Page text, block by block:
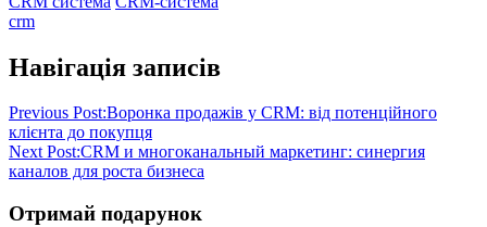
crm
Навігація записів
Previous Post:Воронка продажів у CRM: від потенційного
клієнта до покупця
Next Post:CRM и многоканальный маркетинг: синергия
каналов для роста бизнеса
Отримай подарунок